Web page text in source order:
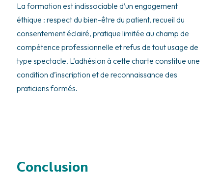
La formation est indissociable d’un engagement
éthique : respect du bien-être du patient, recueil du
consentement éclairé, pratique limitée au champ de
compétence professionnelle et refus de tout usage de
type spectacle. L’adhésion à cette charte constitue une
condition d’inscription et de reconnaissance des
praticiens formés.
Conclusion